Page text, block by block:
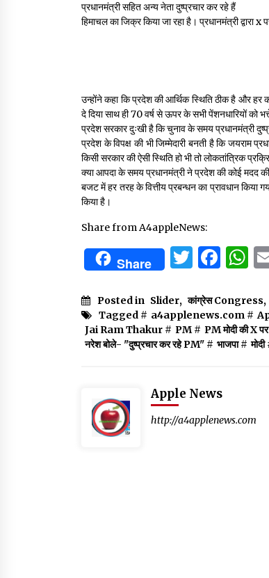
प्रधानमंत्री सहित अन्य नेता दुष्प्रचार कर रहे हैं
हिमाचल का जिक्र किया जा रहा है। प्रधानमंत्री द्वारा
उन्होंने कहा कि प्रदेश की आर्थिक स्थिति ठीक है और हर
दे दिया साथ ही 70 वर्ष से ऊपर के सभी पेंशनधारियों को
प्रदेश सरकार दुःखी है कि चुनाव के समय प्रधानमंत्री
प्रदेश के विपक्ष की भी जिम्मेदारी बनती है कि जयराम
किसी सरकार की ऐसी स्थिति हो भी तो लोकतांत्रिक
क्या आपदा के समय प्रधानमंत्री ने प्रदेश की कोई मदद
बजट में हर तरह के वित्तीय प्रबन्धन का प्रावधान किया
किया है।
Share from A4appleNews:
Share
Posted in Slider, कांग्रेस Congress,
Tagged # a4applenews.com #
Jai Ram Thakur # PM# PM मोदी की X
नरेश बोले- "दुष्प्रचार कर रहे PM" # भाजपा# मोदी
Apple News
http://a4applenews.com